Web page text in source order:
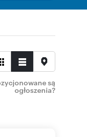
są
ogłoszenia?